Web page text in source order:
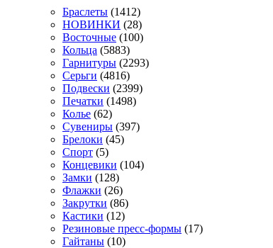
Браслеты (1412)
НОВИНКИ (28)
Восточные (100)
Кольца (5883)
Гарнитуры (2293)
Серьги (4816)
Подвески (2399)
Печатки (1498)
Колье (62)
Сувениры (397)
Брелоки (45)
Спорт (5)
Концевики (104)
Замки (128)
Флажки (26)
Закрутки (86)
Кастики (12)
Резиновые пресс-формы (17)
Гайтаны (10)